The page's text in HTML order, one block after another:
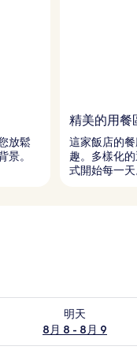
放鬆
。
精美的用餐
這家飯店的
趣。多樣化
式開始每一天
明天
8月 8 - 8月 9
(8月 8 - 8月 9) 的供應